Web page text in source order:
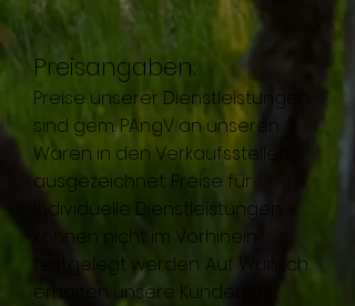
Preisangaben:
Preise unserer Dienstleistungen
sind gem. PAngV an unseren
Waren in den Verkaufsstellen
ausgezeichnet. Preise für
Individuelle Dienstleistungen
können nicht im Vorhinein
festgelegt werden. Auf Wunsch
erhalten unsere Kunden ein